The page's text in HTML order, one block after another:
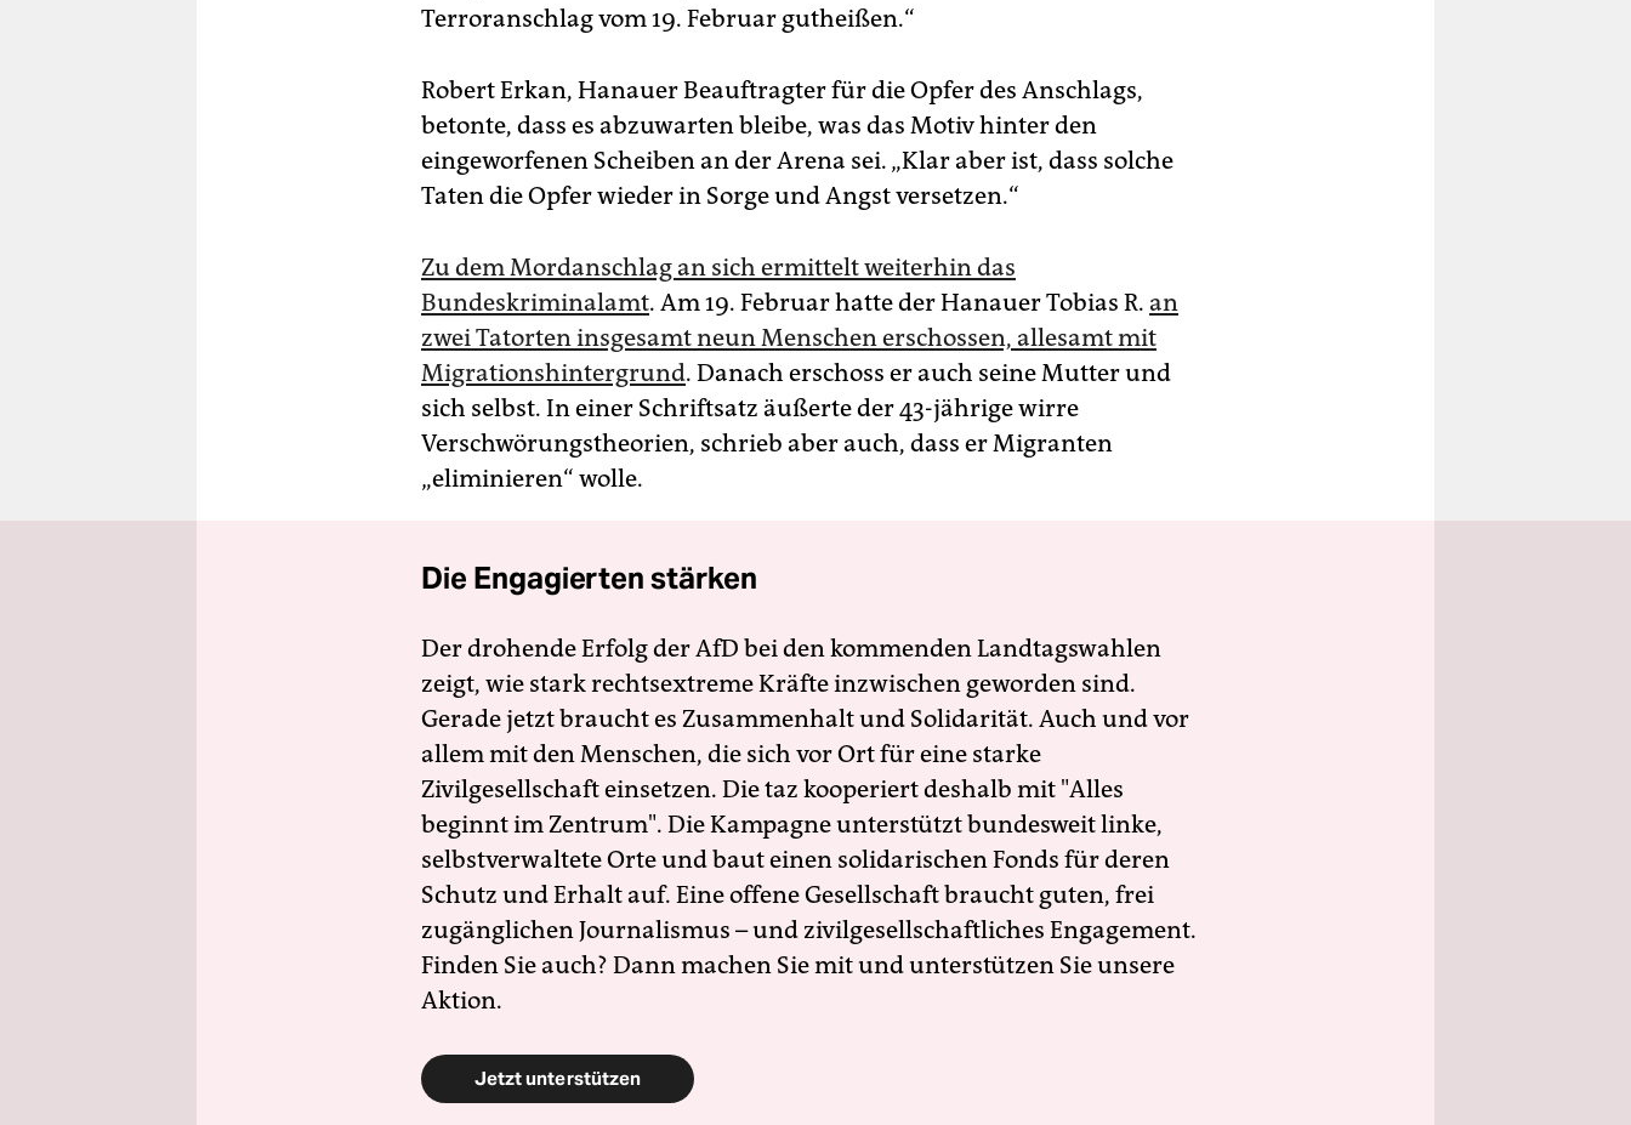
Terroranschlag vom 19. Februar gutheißen.“
Robert Erkan, Hanauer Beauftragter für die Opfer des Anschlags,
betonte, dass es abzuwarten bleibe, was das Motiv hinter den
eingeworfenen Scheiben an der Arena sei. „Klar aber ist, dass solche
Taten die Opfer wieder in Sorge und Angst versetzen.“
Zu dem Mordanschlag an sich ermittelt weiterhin das
Bundeskriminalamt. Am 19. Februar hatte der Hanauer Tobias R. an
zwei Tatorten insgesamt neun Menschen erschossen, allesamt mit
Migrationshintergrund. Danach erschoss er auch seine Mutter und
sich selbst. In einer Schriftsatz äußerte der 43-jährige wirre
Verschwörungstheorien, schrieb aber auch, dass er Migranten
„eliminieren“ wolle.
Die Engagierten stärken
Der drohende Erfolg der AfD bei den kommenden Landtagswahlen
zeigt, wie stark rechtsextreme Kräfte inzwischen geworden sind.
Gerade jetzt braucht es Zusammenhalt und Solidarität. Auch und vor
allem mit den Menschen, die sich vor Ort für eine starke
Zivilgesellschaft einsetzen. Die taz kooperiert deshalb mit "Alles
beginnt im Zentrum". Die Kampagne unterstützt bundesweit linke,
selbstverwaltete Orte und baut einen solidarischen Fonds für deren
Schutz und Erhalt auf. Eine offene Gesellschaft braucht guten, frei
zugänglichen Journalismus – und zivilgesellschaftliches Engagement.
Finden Sie auch? Dann machen Sie mit und unterstützen Sie unsere
Aktion.
Jetzt unterstützen